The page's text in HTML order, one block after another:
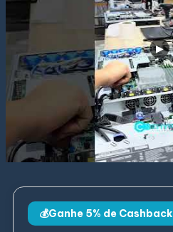
💰Ganhe 5% de Cashback